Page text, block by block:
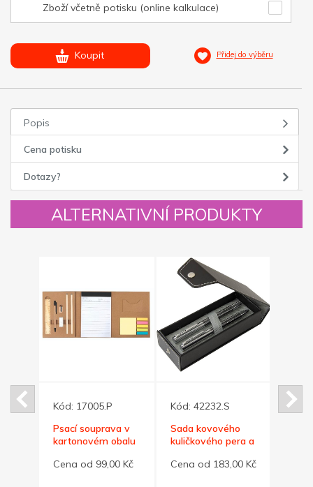
Zboží včetně potisku (online kalkulace)
Koupit Přidej do výběru
Popis
Cena potisku
Dotazy?
ALTERNATIVNÍ PRODUKTY
Kód: 17005.P
Psací souprava v
kartonovém obalu
Cena od 99,00 Kč
Kód: 42232.S
Sada kovového
kuličkového pera a
Cena od 183,00 Kč
Kód: